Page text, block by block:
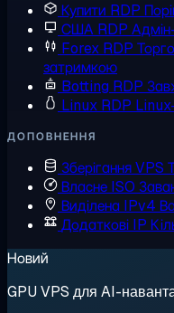
Купити RDP
США RDP
Forex RDP
затримкою
Botting RDP
Linux RDP
ДОПОВНЕННЯ
Зберігання VPS
Власне ISO
Виділена IPv4
Додаткові IP
Новий
GPU VPS для AI-